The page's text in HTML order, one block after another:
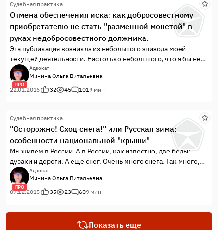
Факт разрушения данного соединения зафиксирован в акте,
составленном управляющей компанией. В результате залива
были затоплены горячей водой ванная комната, туалет,
детская комната, спальня и зал.
Судебная практика
Отмена обеспечения иска: как добросовестному
приобретателю не стать "разменной монетой" в
руках недобросовестного должника.
Эта публикация возникла из небольшого эпизода моей
текущей деятельности. Настолько небольшого, что я бы не
обратила на него ваше внимание, если бы не одно «но».
ПРО
Адвокат
Минина Ольга Витальевна
22.01.2016
32 45 1019 мин
Судебная практика
"Осторожно! Сход снега!" или Русская зима:
особенности национальной "крыши"
Мы живем в России. А в России, как известно, две беды:
дураки и дороги. А еще снег. Очень много снега. Так много,
что некоторые даже и не утруждают себя его уборкой. А
зачем? Сам упадет!
ПРО
Адвокат
Минина Ольга Витальевна
07.12.2015
35 23 609 мин
Показать еще